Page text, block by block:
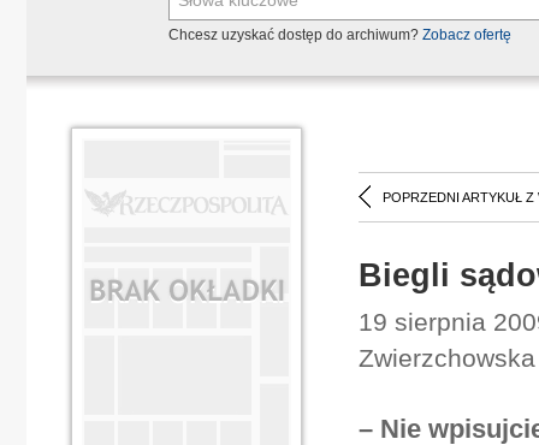
Chcesz uzyskać dostęp do archiwum? Zobacz ofertę
POPRZEDNI ARTYKUŁ Z
Biegli
19 sierpnia
Zwierzchowska
– Nie